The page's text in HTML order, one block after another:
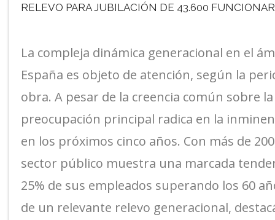
RELEVO PARA JUBILACIÓN DE 43.600
La compleja dinámica generacional en el
España es objeto de atención, según la
obra. A pesar de la creencia común sobre
preocupación principal radica en la
en los próximos cinco años. Con más de
sector público muestra una marcada
25% de sus empleados superando los 60
de un relevante relevo generacional,